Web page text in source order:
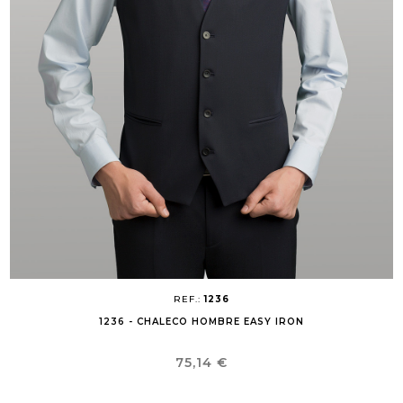
REF.:1236
1236 - CHALECO HOMBRE EASY IRON
Precio
75,14 €